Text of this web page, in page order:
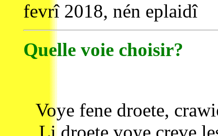
fevrî 2018, nén eplaidî
Quelle voie choisir?
Voye fene droete,